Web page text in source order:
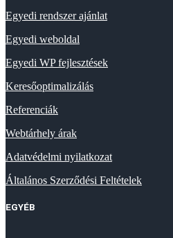
Egyedi rendszer ajánlat
Egyedi weboldal
Egyedi WP fejlesztések
Keresőoptimalizálás
Referenciák
Webtárhely árak
Adatvédelmi nyilatkozat
Általános Szerződési Feltételek
EGYÉB